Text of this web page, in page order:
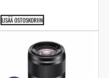
LISÄÄ OSTOSKORIIN